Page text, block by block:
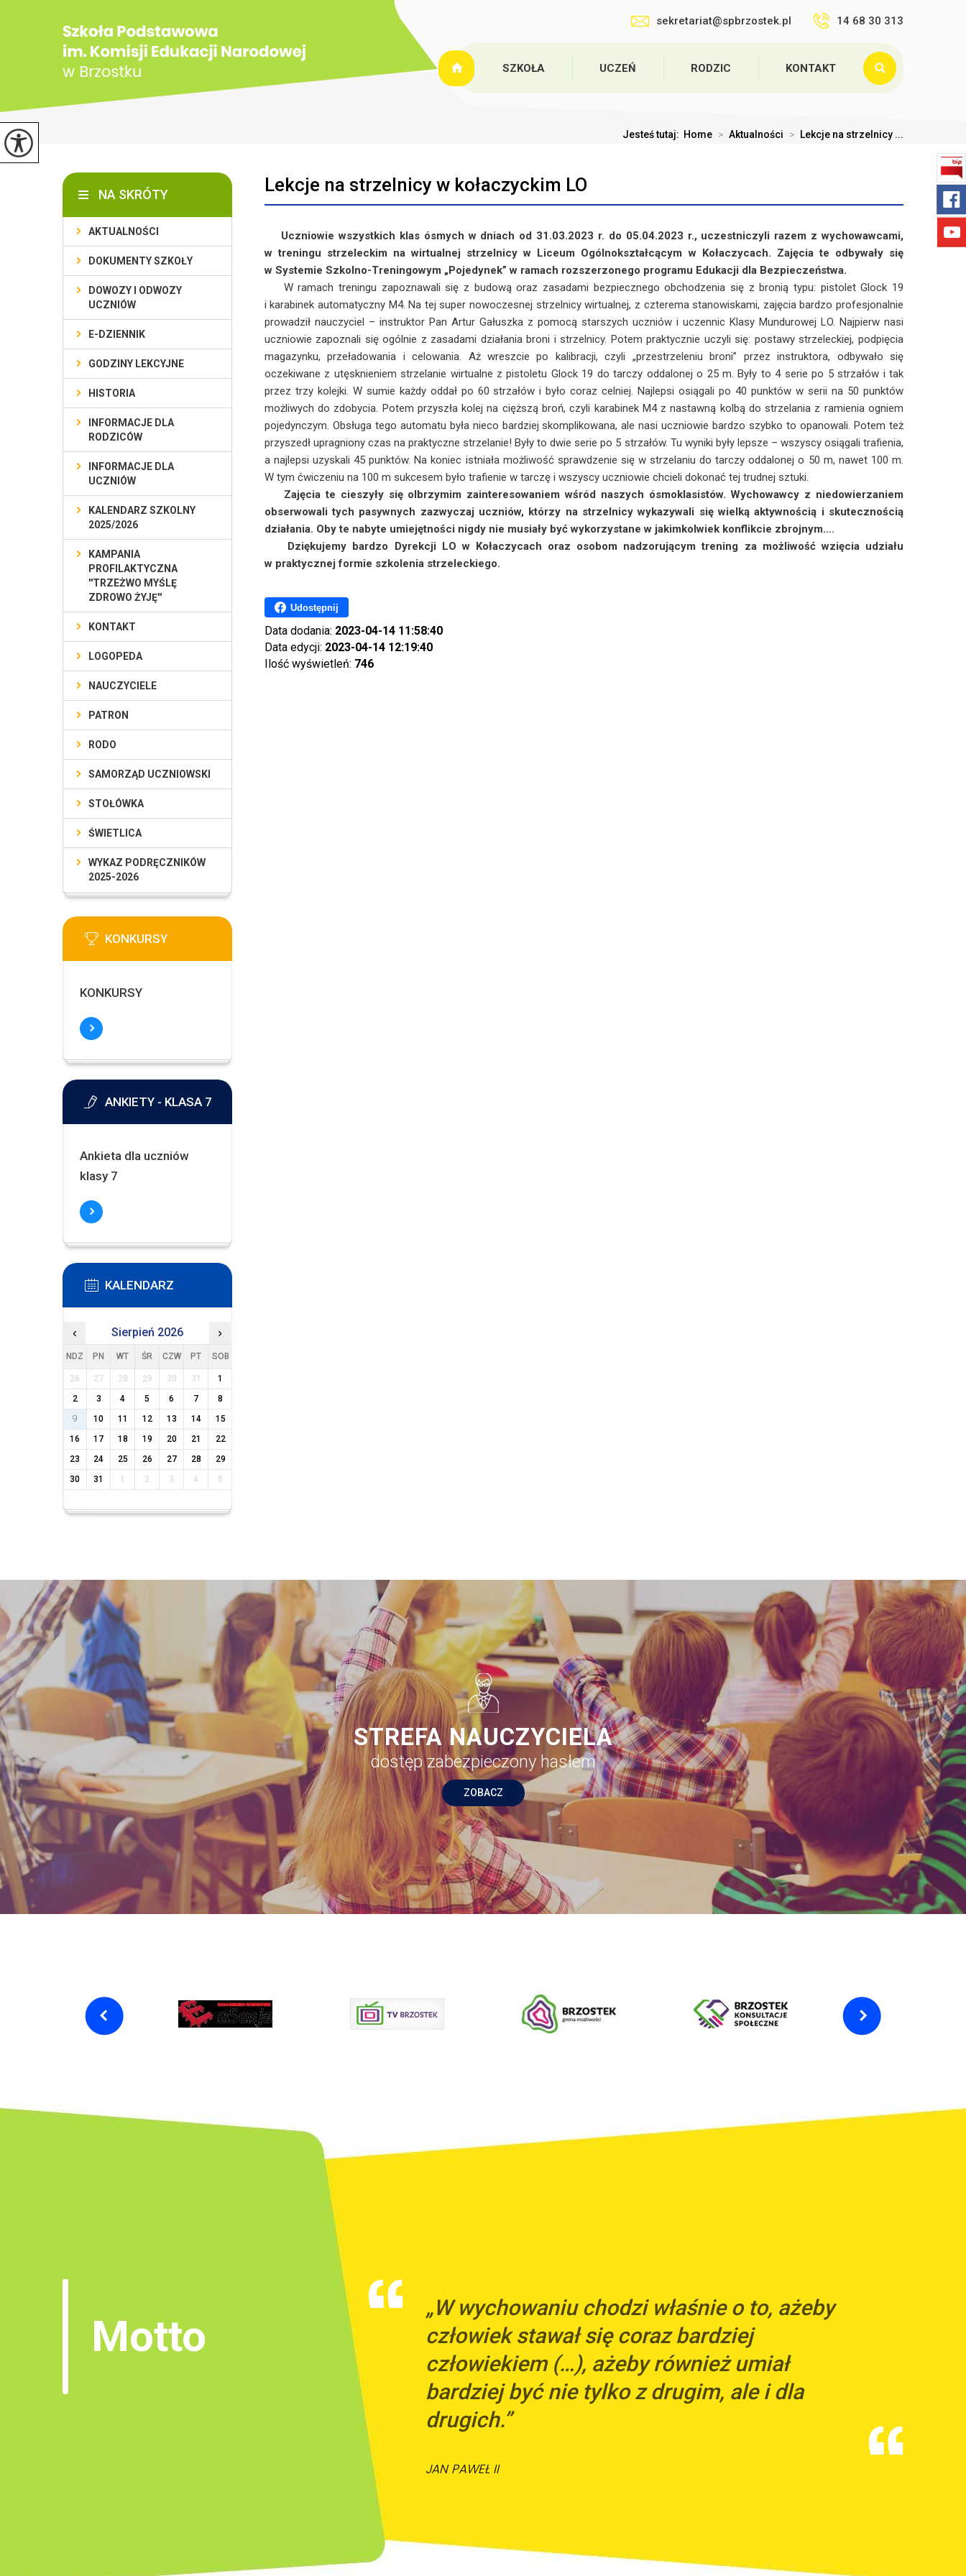
sekretariat@spbrzostek.pl 14 68 30 313
SZKOŁA UCZEŃ RODZIC KONTAKT
Jesteś tutaj: Home > Aktualności > Lekcje na strzelnicy ...
Lekcje na strzelnicy w kołaczyckim LO
Uczniowie wszystkich klas ósmych w dniach od 31.03.2023 r. do 05.04.2023 r., uczestniczyli razem z wychowawcami,
w treningu strzeleckim na wirtualnej strzelnicy w Liceum Ogólnokształcącym w Kołaczycach. Zajęcia te odbywały się
w Systemie Szkolno-Treningowym „Pojedynek” w ramach rozszerzonego programu Edukacji dla Bezpieczeństwa.
W ramach treningu zapoznawali się z budową oraz zasadami bezpiecznego obchodzenia się z bronią typu: pistolet Glock 19
i karabinek automatyczny M4. Na tej super nowoczesnej strzelnicy wirtualnej, z czterema stanowiskami, zajęcia bardzo profesjonalnie
prowadził nauczyciel – instruktor Pan Artur Gałuszka z pomocą starszych uczniów i uczennic Klasy Mundurowej LO. Najpierw nasi
uczniowie zapoznali się ogólnie z zasadami działania broni i strzelnicy. Potem praktycznie uczyli się: postawy strzeleckiej, podpięcia
magazynku, przeładowania i celowania. Aż wreszcie po kalibracji, czyli „przestrzeleniu broni” przez instruktora, odbywało się
oczekiwane z utęsknieniem strzelanie wirtualne z pistoletu Glock 19 do tarczy oddalonej o 25 m. Były to 4 serie po 5 strzałów i tak
przez trzy kolejki. W sumie każdy oddał po 60 strzałów i było coraz celniej. Najlepsi osiągali po 40 punktów w serii na 50 punktów
możliwych do zdobycia. Potem przyszła kolej na cięższą broń, czyli karabinek M4 z nastawną kolbą do strzelania z ramienia ogniem
pojedynczym. Obsługa tego automatu była nieco bardziej skomplikowana, ale nasi uczniowie bardzo szybko to opanowali. Potem też
przyszedł upragniony czas na praktyczne strzelanie! Były to dwie serie po 5 strzałów. Tu wyniki były lepsze – wszyscy osiągali trafienia,
a najlepsi uzyskali 45 punktów. Na koniec istniała możliwość sprawdzenie się w strzelaniu do tarczy oddalonej o 50 m, nawet 100 m.
W tym ćwiczeniu na 100 m sukcesem było trafienie w tarczę i wszyscy uczniowie chcieli dokonać tej trudnej sztuki.
Zajęcia te cieszyły się olbrzymim zainteresowaniem wśród naszych ósmoklasistów. Wychowawcy z niedowierzaniem
obserwowali tych pasywnych zazwyczaj uczniów, którzy na strzelnicy wykazywali się wielką aktywnością i skutecznością
działania. Oby te nabyte umiejętności nigdy nie musiały być wykorzystane w jakimkolwiek konflikcie zbrojnym….
Dziękujemy bardzo Dyrekcji LO w Kołaczycach oraz osobom nadzorującym trening za możliwość wzięcia udziału
w praktycznej formie szkolenia strzeleckiego.
Udostępnij
Data dodania: 2023-04-14 11:58:40
Data edycji: 2023-04-14 12:19:40
Ilość wyświetleń: 746
NA SKRÓTY
AKTUALNOŚCI
DOKUMENTY SZKOŁY
DOWOZY I ODWOZY
UCZNIÓW
E-DZIENNIK
GODZINY LEKCYJNE
HISTORIA
INFORMACJE DLA
RODZICÓW
INFORMACJE DLA
UCZNIÓW
KALENDARZ SZKOLNY
2025/2026
KAMPANIA
PROFILAKTYCZNA
''TRZEŻWO MYŚLĘ
ZDROWO ŻYJĘ''
KONTAKT
LOGOPEDA
NAUCZYCIELE
PATRON
RODO
SAMORZĄD UCZNIOWSKI
STOŁÓWKA
ŚWIETLICA
WYKAZ PODRĘCZNIKÓW
2025-2026
KONKURSY
KONKURSY
ANKIETY - KLASA 7
Ankieta dla uczniów
klasy 7
KALENDARZ
‹ Sierpień 2026 ›
NDZ PN WT ŚR CZW PT SOB
26 27 28 29 30 31
1
2
3 4 5 6 7
8
9
10 11 12 13 14
15
16
17 18 19 20 21
22
23
24 25 26 27 28
29
30
31 1 2 3 4 5
STREFA NAUCZYCIELA
dostęp zabezpieczony hasłem
ZOBACZ
„W wychowaniu chodzi właśnie o to, ażeby
człowiek stawał się coraz bardziej
człowiekiem (…), ażeby również umiał
bardziej być nie tylko z drugim, ale i dla
drugich.”
JAN PAWEŁ II